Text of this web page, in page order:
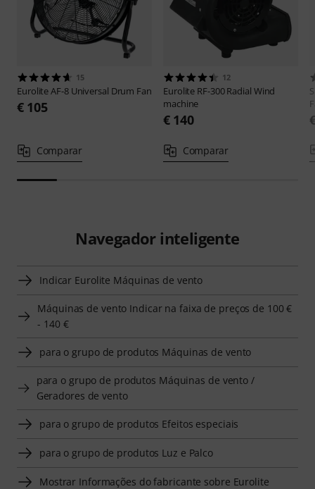
15
EuroliteAF-8 Universal Drum Fan
€ 105
Comparar
12
Eurolite RF-300 Radial Wind
machine
€ 140
Comparar
Navegador inteligente
Indicar Eurolite Máquinas de vento
Máquinas de vento Indicar na faixa de preços de 100 €
- 140 €
para o grupo de produtos Máquinas de vento
para o grupo de produtos Máquinas de vento /
Geradores de vento
para o grupo de produtos Efeitos especiais
para o grupo de produtos Luz e Palco
Mostrar Informações do fabricante sobre Eurolite